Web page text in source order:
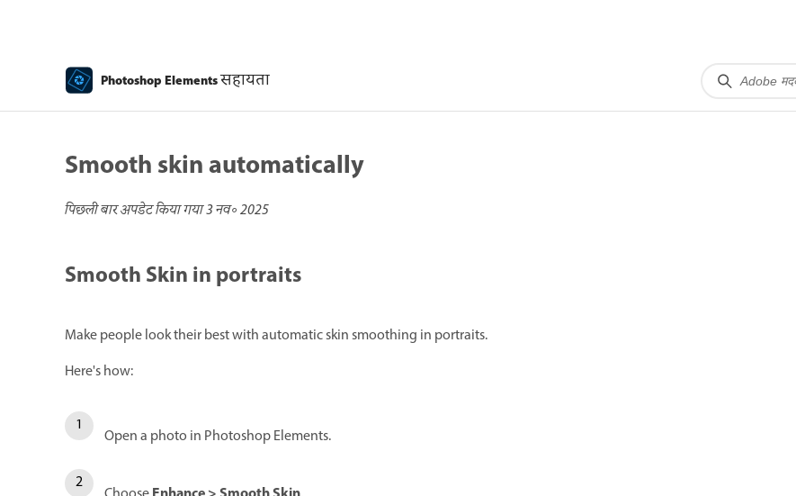
Photoshop Elementsसहायता
Smooth skin automatically
पिछली बार अपडेट किया गया3 नव॰ 2025
Smooth Skin in portraits
Make people look their best with automatic skin smoothing in portraits.
Here's how:
Open a photo in Photoshop Elements.